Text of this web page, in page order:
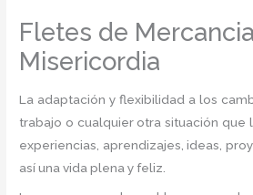
Fletes de
Misericordia
La adaptación y flexibilidad a los
trabajo o cualquier otra situación que
experiencias, aprendizajes, ideas,
así una vida plena y feliz.